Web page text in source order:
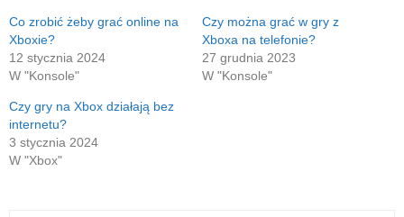
w
nowym
Co zrobić żeby grać online na
Xboxie?
12 stycznia 2024
W "Konsole"
Czy można grać w gry z
Xboxa na telefonie?
27 grudnia 2023
W "Konsole"
Czy gry na Xbox działają bez
internetu?
3 stycznia 2024
W "Xbox"